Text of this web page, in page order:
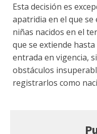
Esta decisión es
apatridia en el que
niñas nacidos en el
que se extiende
entrada en vigencia,
obstáculos
registrarlos como